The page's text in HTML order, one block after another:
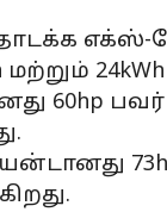
மற்றும்
60hp